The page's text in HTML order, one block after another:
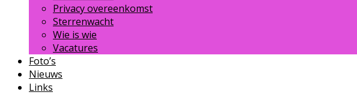
Privacy overeenkomst
Sterrenwacht
Wie is wie
Vacatures
Foto’s
Nieuws
Links